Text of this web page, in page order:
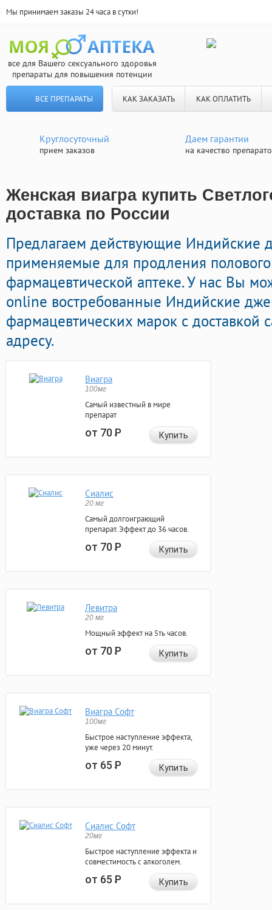
Мы принимаем заказы 24 часа в сутки!
все для Вашего сексуального здоровья
препараты для повышения потенции
ВСЕ ПРЕПАРАТЫ КАК ЗАКАЗАТЬ КАК ОПЛАТИТЬ
Круглосуточный
прием заказов
Даем гарантии
на качество
Женская виагра купить
доставка по России
Предлагаем действующие Индийские
применяемые для продления полового
фармацевтической аптеке. У нас Вы
online востребованные Индийские
фармацевтических марок с доставкой
адресу.
Виагра
100мг
Самый известный в мире
препарат
от 70Р Купить
Сиалис
20 мг
Самый долгоиграющий
препарат. Эффект до 36 часов.
от 70Р Купить
Левитра
20 мг
Мощный эффект на 5ть часов.
от 70Р Купить
Виагра Софт
100мг
Быстрое наступление эффекта,
уже через 20 минут.
от 65Р Купить
Сиалис Софт
20мг
Быстрое наступление эффекта и
совместимость с алкоголем.
от 65Р Купить